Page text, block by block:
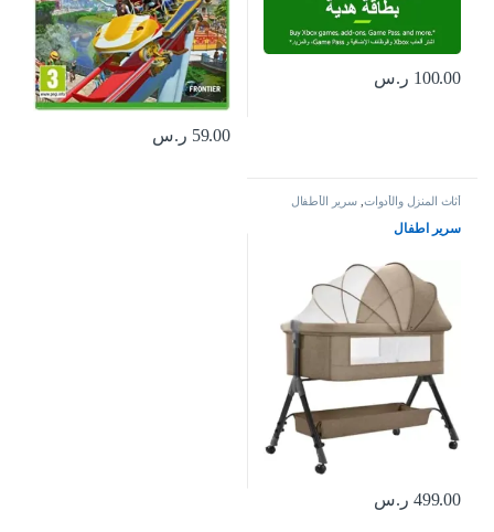
100.00 ر.س
59.00 ر.س
أثاث المنزل والأدوات سرير الأطفال
سرير اطفال
499.00 ر.س